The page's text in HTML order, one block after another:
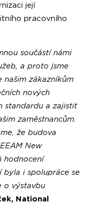
její
pracovního
součástí námi
a proto jsme
našim zákazníkům
nových
standardu a zajistit
zaměstnancům.
že budova
New
hodnocení
byla i spolupráce se
o výstavbu
National